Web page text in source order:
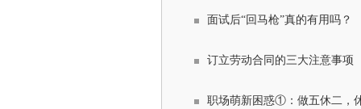
面试后“回马枪”真的有用吗？
订立劳动合同的三大注意事项
职场萌新困惑①：做五休二，